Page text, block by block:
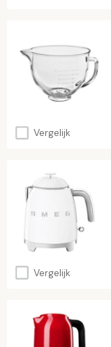
Vergelijk
Vergelijk